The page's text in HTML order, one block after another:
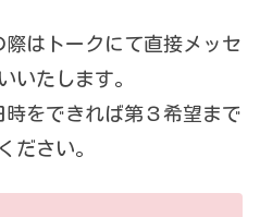
はトークにて直接メッセ
いたします。
をできれば第３希望まで
ださい。